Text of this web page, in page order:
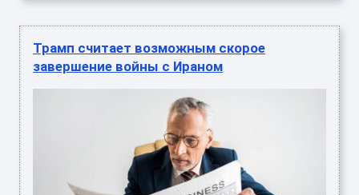
Трамп считает возможным скорое
завершение войны с Ираном